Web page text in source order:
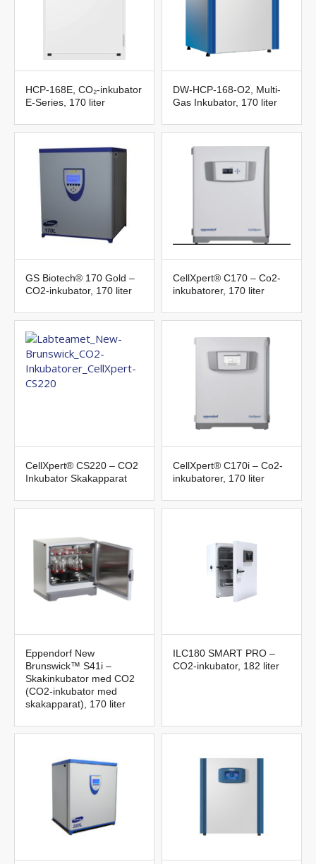
HCP-168E, CO₂-inkubator
E-Series, 170 liter
DW-HCP-168-O2, Multi-
Gas Inkubator, 170 liter
GS Biotech® 170 Gold –
CO2-inkubator, 170 liter
CellXpert® C170 – Co2-
inkubatorer, 170 liter
CellXpert® CS220 – CO2
Inkubator Skakapparat
CellXpert® C170i – Co2-
inkubatorer, 170 liter
Eppendorf New
Brunswick™ S41i –
Skakinkubator med CO2
(CO2-inkubator med
skakapparat), 170 liter
ILC180 SMART PRO –
CO2-inkubator, 182 liter